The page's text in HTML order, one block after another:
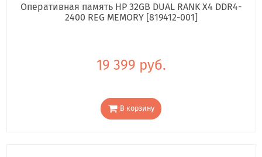
Оперативная память HP 32GB DUAL RANK X4 DDR4-
2400 REG MEMORY [819412-001]
19 399 руб.
В корзину